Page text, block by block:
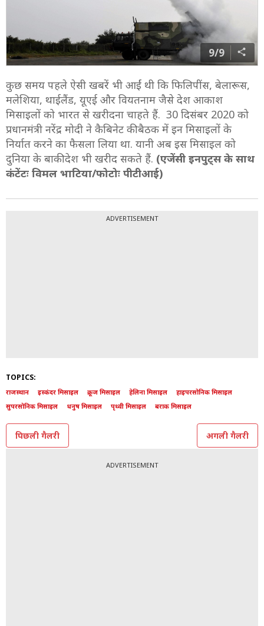
9/9
कुछ समय पहले ऐसी खबरें भी आईं थी कि फिलिपींस, बेलारूस,
मलेशिया, थाईलैंड, यूएई और वियतनाम जैसे देश आकाश
मिसाइलों को भारत से खरीदना चाहते हैं. 30 दिसंबर 2020 को
प्रधानमंत्री नरेंद्र मोदी ने कैबिनेट की बैठक में इन मिसाइलों के
निर्यात करने का फैसला लिया था. यानी अब इस मिसाइल को
दुनिया के बाकी देश भी खरीद सकते हैं. (एजेंसी इनपुट्स के साथ
कंटेंटः विमल भाटिया/फोटोः पीटीआई)
ADVERTISEMENT
TOPICS:
राजस्थान इस्कंदर मिसाइल क्रूज मिसाइल हेलिना मिसाइल
हाइपरसोनिक मिसाइल
सुपरसोनिक मिसाइल
धनुष मिसाइल पृथ्वी मिसाइल बराक मिसाइल
पिछली गैलरी अगली गैलरी
ADVERTISEMENT